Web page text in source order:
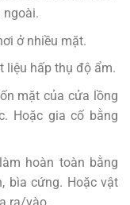
ngoài.
ở nhiều mặt.
liệu hấp thụ độ ẩm.
mặt của cửa lồng
Hoặc gia cố bằng
hoàn toàn bằng
bìa cứng. Hoặc vật